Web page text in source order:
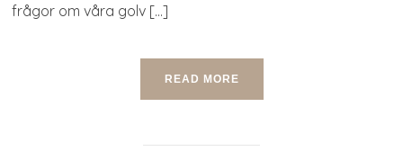
frågor om våra golv […]
READ MORE